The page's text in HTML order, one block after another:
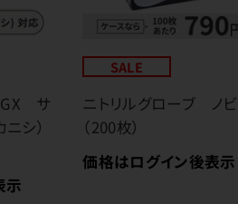
GX サ
シ）
示
SALE
ニトリルグローブ ノ
（200枚）
価格はログイン後表示